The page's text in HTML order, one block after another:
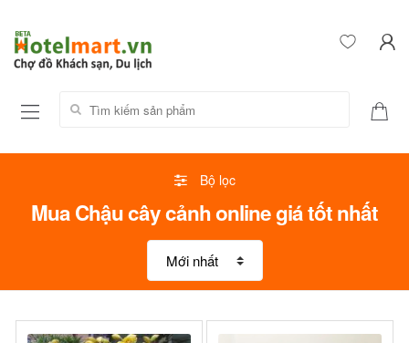
Tìm kiếm sản phẩm:
Bộ lọc
Mua Chậu cây cảnh online giá tốt nhất